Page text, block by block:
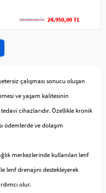
24.950,00 TL
28.000,00 TL
çalışması sonucu oluşan
ve yaşam kalitesinin
cihazlarıdır. Özellikle kronik
ödemlerde ve dolaşım
merkezlerinde kullanılan lenf
lenf drenajını destekleyerek
olur.